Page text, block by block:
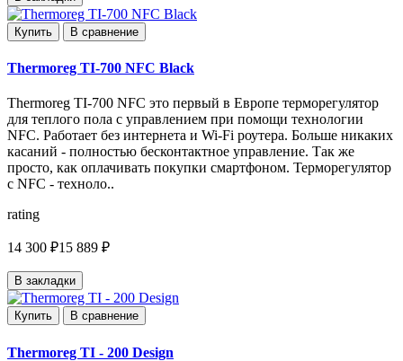
Купить В сравнение
Thermoreg TI-700 NFC Black
Thermoreg TI-700 NFC это первый в Европе терморегулятор
для теплого пола с управлением при помощи технологии
NFC. Работает без интернета и Wi-Fi роутера. Больше никаких
касаний - полностью бесконтактное управление. Так же
просто, как оплачивать покупки смартфоном. Терморегулятор
с NFC - техноло..
rating
14 300 ₽15 889 ₽
В закладки
Купить В сравнение
Thermoreg TI - 200 Design